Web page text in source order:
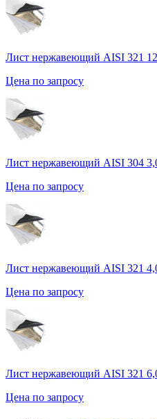
Лист нержавеющий AISI 321
Цена по запросу
Лист нержавеющий AISI 304
Цена по запросу
Лист нержавеющий AISI 321
Цена по запросу
Лист нержавеющий AISI 321
Цена по запросу